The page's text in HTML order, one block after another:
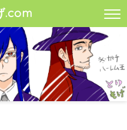
.com